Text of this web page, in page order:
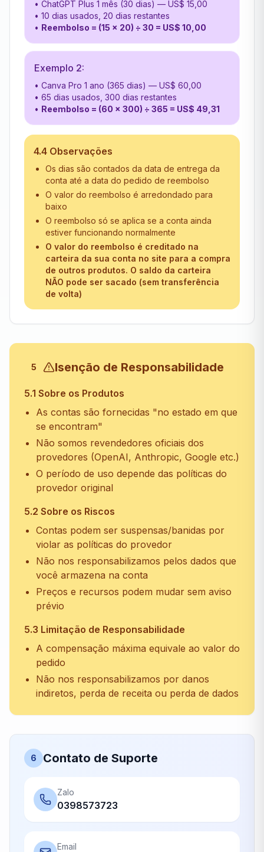
• ChatGPT Plus 1 mês (30 dias) — US$ 15,00
• 10 dias usados, 20 dias restantes
• Reembolso = (15 × 20) ÷ 30 = US$ 10,00
Exemplo 2:
• Canva Pro 1 ano (365 dias) — US$ 60,00
• 65 dias usados, 300 dias restantes
• Reembolso = (60 × 300) ÷ 365 = US$ 49,31
4.4 Observações
Os dias são contados da data de entrega da
conta até a data do pedido de reembolso
O valor do reembolso é arredondado para
baixo
O reembolso só se aplica se a conta ainda
estiver funcionando normalmente
O valor do reembolso é creditado na
carteira da sua conta no site para a compra
de outros produtos. O saldo da carteira
NÃO pode ser sacado (sem transferência
de volta)
5 Isenção de Responsabilidade
5.1 Sobre os Produtos
As contas são fornecidas "no estado em que
se encontram"
Não somos revendedores oficiais dos
provedores (OpenAI, Anthropic, Google etc.)
O período de uso depende das políticas do
provedor original
5.2 Sobre os Riscos
Contas podem ser suspensas/banidas por
violar as políticas do provedor
Não nos responsabilizamos pelos dados que
você armazena na conta
Preços e recursos podem mudar sem aviso
prévio
5.3 Limitação de Responsabilidade
A compensação máxima equivale ao valor do
pedido
Não nos responsabilizamos por danos
indiretos, perda de receita ou perda de dados
6 Contato de Suporte
Zalo
0398573723
Email